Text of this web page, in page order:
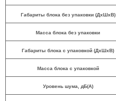
Габариты блока без упаковки (ДхШхВ)
Масса блока без упаковки
Габариты блока с упаковкой (ДхШхВ)
Масса блока с упаковкой
Уровень шума, дБ(А)